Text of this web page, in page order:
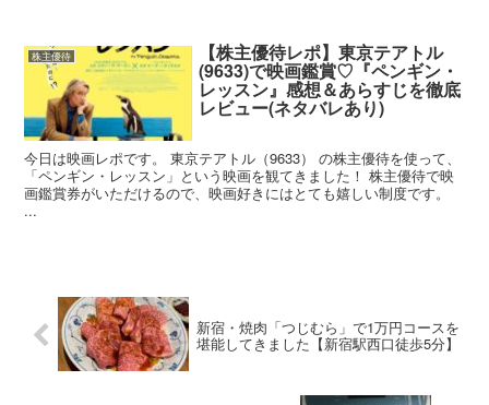
株主優待 【株主優待レポ】東京テアトル
(9633)で映画鑑賞♡『ペンギン・
レッスン』感想＆あらすじを徹底
レビュー(ネタバレあり)
今日は映画レポです。 東京テアトル（9633） の株主優待を使って、
「ペンギン・レッスン」という映画を観てきました！ 株主優待で映
画鑑賞券がいただけるので、映画好きにはとても嬉しい制度です。
...
新宿・焼肉「つじむら」で1万円コースを
堪能してきました【新宿駅西口徒歩5分】